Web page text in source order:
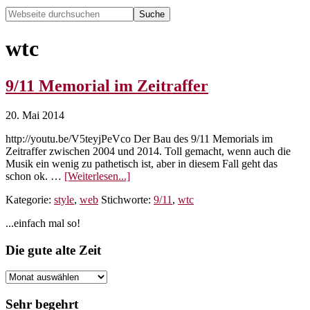
Webseite
durchsuchen
wtc
9/11 Memorial im Zeitraffer
20. Mai 2014
http://youtu.be/V5teyjPeVco Der Bau des 9/11 Memorials im
Zeitraffer zwischen 2004 und 2014. Toll gemacht, wenn auch die
Musik ein wenig zu pathetisch ist, aber in diesem Fall geht das
schon ok. … [Weiterlesen...]Über9/11
im
Kategorie: style, web Stichworte: 9/11 , wtc
Seitenspalte
...einfach mal so!
Footer
Die gute alte Zeit
Die
alte
Sehr begehrt